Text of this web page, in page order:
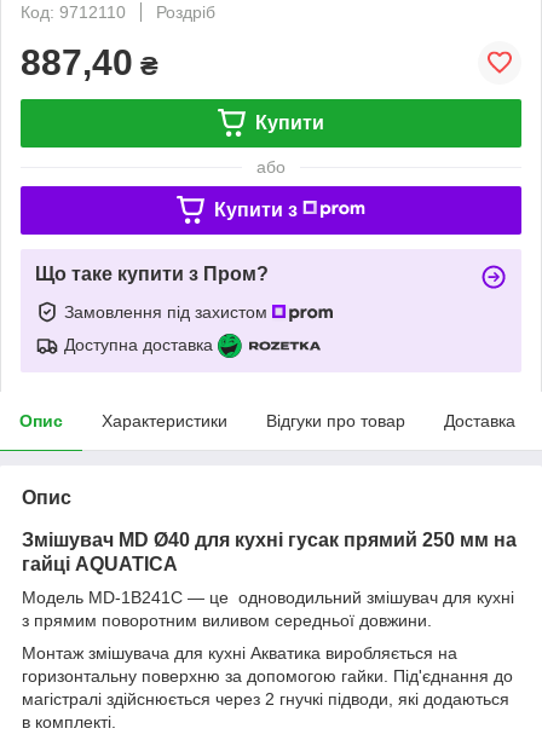
Код: 9712110
Роздріб
887,40 ₴
Купити
або
Купити з
Що таке купити з Пром?
Замовлення під захистом
Доступна доставка
Опис Характеристики Відгуки про товар Доставка
Опис
Змішувач MD Ø40 для кухні гусак прямий 250 мм на
гайці AQUATICA
Модель MD-1B241C — це одноводильний змішувач для кухні
з прямим поворотним виливом середньої довжини.
Монтаж змішувача для кухні Акватика виробляється на
горизонтальну поверхню за допомогою гайки. Під'єднання до
магістралі здійснюється через 2 гнучкі підводи, які додаються
в комплекті.